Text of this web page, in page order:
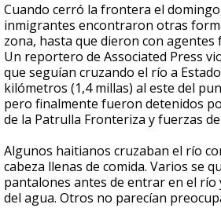
Cuando cerró la frontera el
inmigrantes encontraron otras
zona, hasta que dieron con agentes
Un reportero de Associated Press
que seguían cruzando el río a
kilómetros (1,4 millas) al este del
pero finalmente fueron detenidos
de la Patrulla Fronteriza y fuerzas
Algunos haitianos cruzaban el río
cabeza llenas de comida. Varios se
pantalones antes de entrar en el
del agua. Otros no parecían